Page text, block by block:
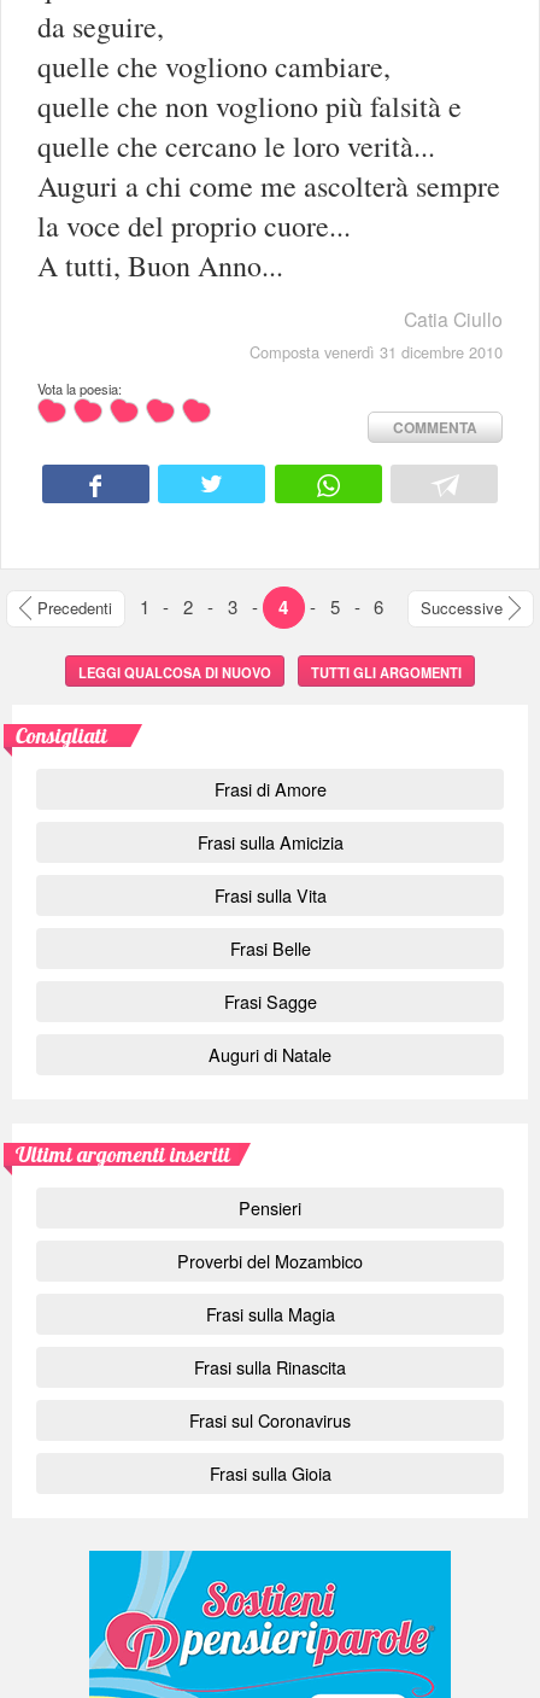
da seguire,
quelle che vogliono cambiare,
quelle che non vogliono più falsità e
quelle che cercano le loro verità...
Auguri a chi come me ascolterà sempre
la voce del proprio cuore...
A tutti, Buon Anno...
Catia Ciullo
Composta venerdì 31 dicembre 2010
Vota la poesia:
COMMENTA
Precedenti 1 - 2 - 3 - 4 - 5 - 6 Successive
LEGGI QUALCOSA DI NUOVO TUTTI GLI ARGOMENTI
Consigliati
Frasi di Amore
Frasi sulla Amicizia
Frasi sulla Vita
Frasi Belle
Frasi Sagge
Auguri di Natale
Ultimi argomenti inseriti
Pensieri
Proverbi del Mozambico
Frasi sulla Magia
Frasi sulla Rinascita
Frasi sul Coronavirus
Frasi sulla Gioia